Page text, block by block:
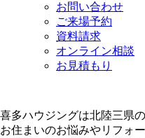
お問い合わせ
ご来場予約
資料請求
オンライン相談
お見積もり
喜多ハウジングは北陸三県
お住まいのお悩みやリフォ